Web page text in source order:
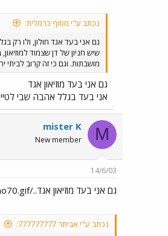
נכתב ע"י מסוף כרמלית:
גם אני בעד אגד חולון, ולו רק
שיש חניון של דן שצמוד למוזיאון,
מושבתות. וגם כי זה קרוב לביתי
גם אני בעד מוזיאון אגד
אני בעד בגלל אהבה שבי
M
mister K
New member
14/6/03
גם אני בעד מוזיאון אגד../images/Emo70.gif
נכתב ע"י אביתר 777777777: